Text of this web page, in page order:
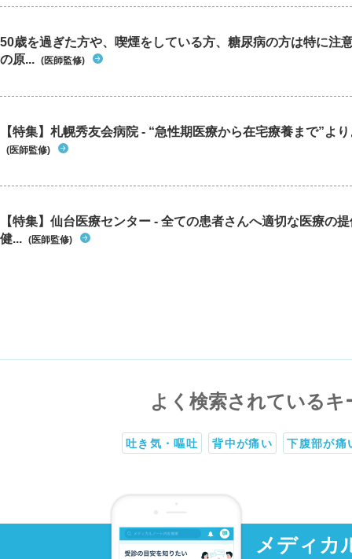
50歳を過ぎた方や、喫煙をしている方、糖尿病の方は特に注
の原... (医師監修)
【特集】札幌秀友会病院 - “急性期医療から在宅療養まで”よ
(医師監修)
【特集】仙台医療センター - 全ての患者さんへ適切な医療の
健... (医師監修)
よく検索されているキ
吐き気・嘔吐 背中が痛い 下腹部が痛
メディカ